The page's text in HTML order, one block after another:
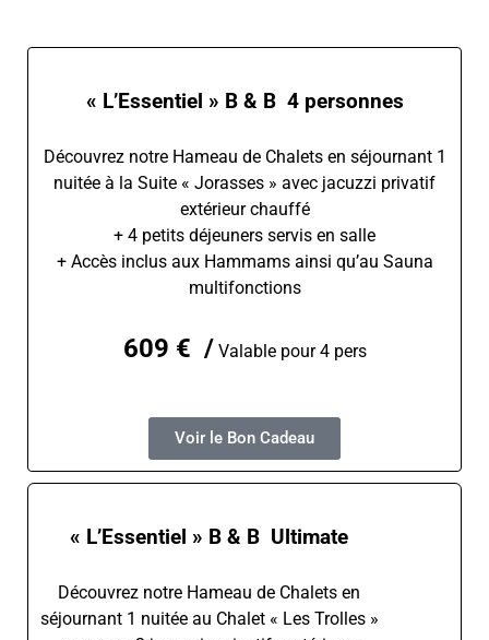
« L’Essentiel » B & B 4 personnes
Découvrez notre Hameau de Chalets en séjournant 1
nuitée à la Suite « Jorasses » avec jacuzzi privatif
extérieur chauffé
+ 4 petits déjeuners servis en salle
+ Accès inclus aux Hammams ainsi qu’au Sauna
multifonctions
609 € / Valable pour 4 pers
Voir le Bon Cadeau
« L’Essentiel » B & B Ultimate
Découvrez notre Hameau de Chalets en
séjournant 1 nuitée au Chalet « Les Trolles »